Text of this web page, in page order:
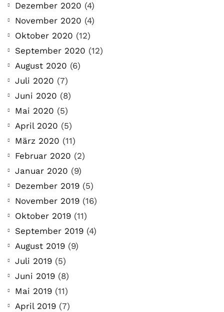
Dezember 2020 (4)
November 2020 (4)
Oktober 2020 (12)
September 2020 (12)
August 2020 (6)
Juli 2020 (7)
Juni 2020 (8)
Mai 2020 (5)
April 2020 (5)
März 2020 (11)
Februar 2020 (2)
Januar 2020 (9)
Dezember 2019 (5)
November 2019 (16)
Oktober 2019 (11)
September 2019 (4)
August 2019 (9)
Juli 2019 (5)
Juni 2019 (8)
Mai 2019 (11)
April 2019 (7)